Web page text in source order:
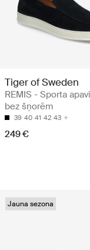
Tiger of Sweden
REMIS - Sporta apavi
bez šņorēm
39 40 41 42 43
249 €
Jauna sezona